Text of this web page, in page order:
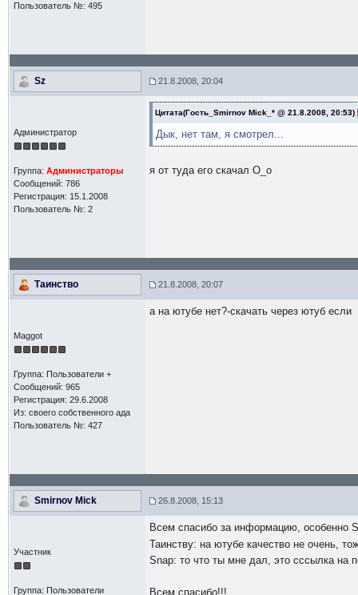
Пользователь №: 495
Sz 21.8.2008, 20:04
Администратор
Группа: Администраторы
Сообщений: 786
Регистрация: 15.1.2008
Пользователь №: 2
Цитата(Гость_Smirnov Mick_* @ 21.8.2008, 20:53)
Дык, нет там, я смотрел...
я от туда его скачал О_о
Таинство 21.8.2008, 20:07
Maggot
Группа: Пользователи +
Сообщений: 965
Регистрация: 29.6.2008
Из: своего собственного ада
Пользователь №: 427
а на ютубе нет?-скачать через ютуб если
Smirnov Mick 26.8.2008, 15:13
Участник
Группа: Пользователи
Всем спасибо за информацию, особенно
Таинству: на ютубе качество не очень,
Snap: то что ты мне дал, это сссылка на
Всем спасибо!!!